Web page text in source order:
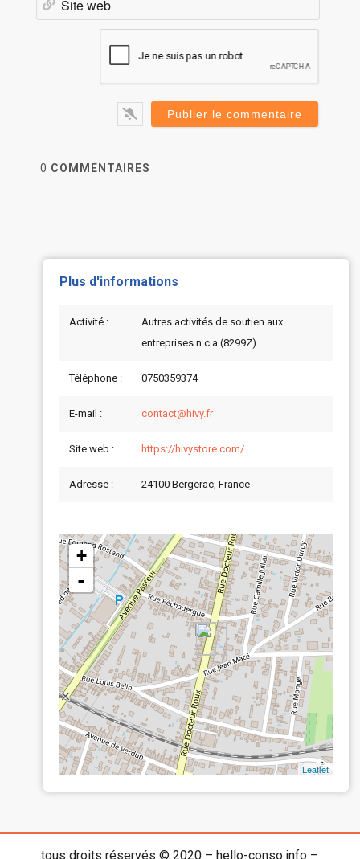
0 COMMENTAIRES
Plus d'informations
Activité :
Autres activités de soutien aux
entreprises n.c.a.(8299Z)
Téléphone : 0750359374
E-mail : contact@hivy.fr
Site web : https://hivystore.com/
Adresse : 24100 Bergerac, France
+
-
Leaflet
tous droits réservés © 2020 – hello-conso.info –